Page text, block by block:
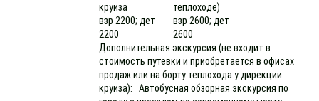
круиза
взр 2200; дет
2200
теплоходе)
взр 2600; дет
2600
Дополнительная экскурсия (не входит в
стоимость путевки и приобретается в офисах
продаж или на борту теплохода у дирекции
круиза): Автобусная обзорная экскурсия по